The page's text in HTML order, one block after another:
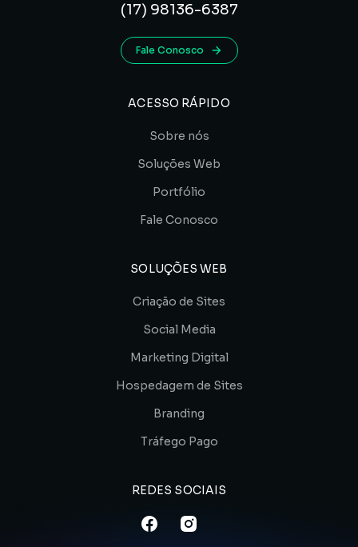
(17) 98136-6387
Fale Conosco
ACESSO RÁPIDO
Sobre nós
Soluções Web
Portfólio
Fale Conosco
SOLUÇÕES WEB
Criação de Sites
Social Media
Marketing Digital
Hospedagem de Sites
Branding
Tráfego Pago
REDES SOCIAIS